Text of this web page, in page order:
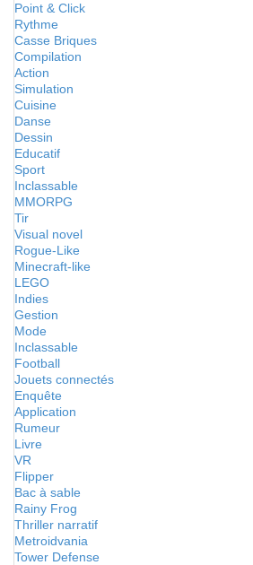
Point & Click
Rythme
Casse Briques
Compilation
Action
Simulation
Cuisine
Danse
Dessin
Educatif
Sport
Inclassable
MMORPG
Tir
Visual novel
Rogue-Like
Minecraft-like
LEGO
Indies
Gestion
Mode
Inclassable
Football
Jouets connectés
Enquête
Application
Rumeur
Livre
VR
Flipper
Bac à sable
Rainy Frog
Thriller narratif
Metroidvania
Tower Defense